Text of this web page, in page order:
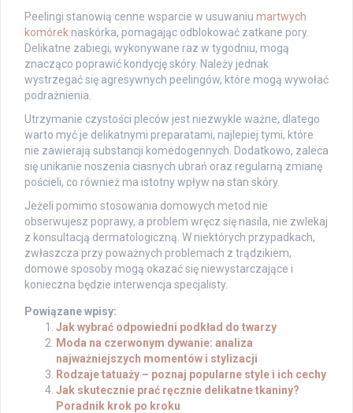
Peelingi stanowią cenne wsparcie w usuwaniu martwych
komórek naskórka, pomagając odblokować zatkane pory.
Delikatne zabiegi, wykonywane raz w tygodniu, mogą
znacząco poprawić kondycję skóry. Należy jednak
wystrzegać się agresywnych peelingów, które mogą wywołać
podrażnienia.
Utrzymanie czystości pleców jest niezwykle ważne, dlatego
warto myć je delikatnymi preparatami, najlepiej tymi, które
nie zawierają substancji komedogennych. Dodatkowo, zaleca
się unikanie noszenia ciasnych ubrań oraz regularną zmianę
pościeli, co również ma istotny wpływ na stan skóry.
Jeżeli pomimo stosowania domowych metod nie
obserwujesz poprawy, a problem wręcz się nasila, nie zwlekaj
z konsultacją dermatologiczną. W niektórych przypadkach,
zwłaszcza przy poważnych problemach z trądzikiem,
domowe sposoby mogą okazać się niewystarczające i
konieczna będzie interwencja specjalisty.
Powiązane wpisy:
Jak wybrać odpowiedni podkład do twarzy
Moda na czerwonym dywanie: analiza
najważniejszych momentów i stylizacji
Rodzaje tatuaży – poznaj popularne style i ich cechy
Jak skutecznie prać ręcznie delikatne tkaniny?
Poradnik krok po kroku